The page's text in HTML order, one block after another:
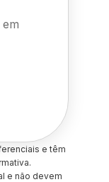
e têm
e não devem